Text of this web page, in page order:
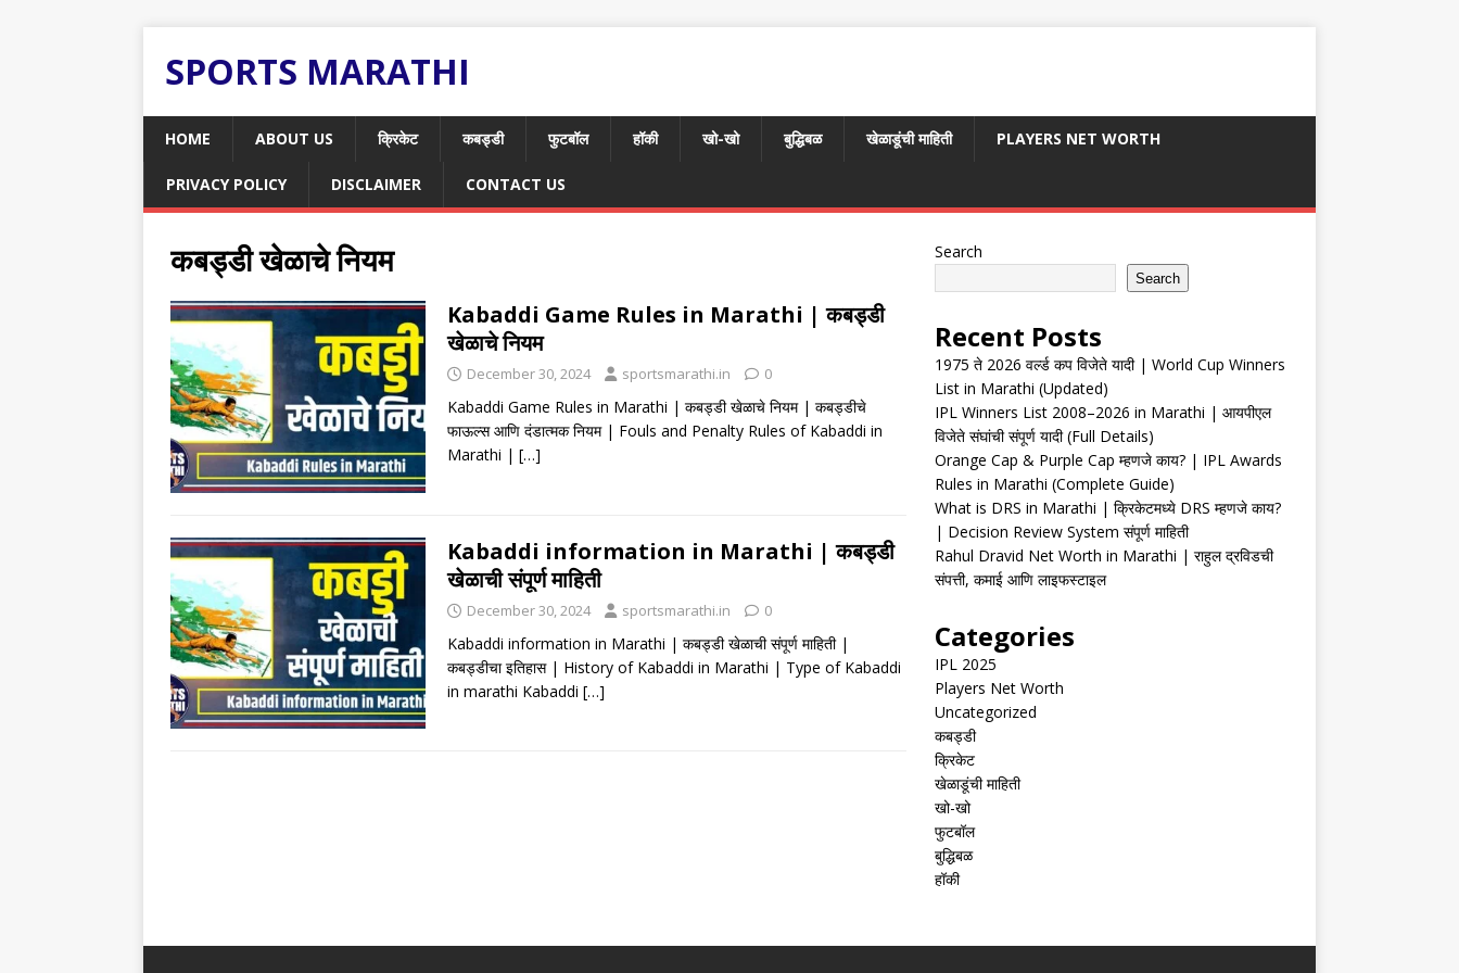
SPORTS MARATHI
HOME ABOUT US क्रिकेट कबड्डी फुटबॉल हॉकी खो-खो बुद्धिबळ खेळाडूंची माहिती PLAYERS NET WORTH
PRIVACY POLICY DISCLAIMER CONTACT US
कबड्डी खेळाचे नियम
Kabaddi Game Rules in Marathi | कबड्डी
खेळाचे नियम
December 30, 2024 sportsmarathi.in 0
Kabaddi Game Rules in Marathi | कबड्डी खेळाचे नियम | कबड्डीचे
फाऊल्स आणि दंडात्मक नियम | Fouls and Penalty Rules of Kabaddi in
Marathi | […]
Kabaddi information in Marathi | कबड्डी
खेळाची संपूर्ण माहिती
December 30, 2024 sportsmarathi.in 0
Kabaddi information in Marathi | कबड्डी खेळाची संपूर्ण माहिती |
कबड्डीचा इतिहास | History of Kabaddi in Marathi | Type of Kabaddi
in marathi Kabaddi […]
Search
Search
Recent Posts
1975 ते 2026 वर्ल्ड कप विजेते यादी | World Cup Winners
List in Marathi (Updated)
IPL Winners List 2008–2026 in Marathi | आयपीएल
विजेते संघांची संपूर्ण यादी (Full Details)
Orange Cap & Purple Cap म्हणजे काय? | IPL Awards
Rules in Marathi (Complete Guide)
What is DRS in Marathi | क्रिकेटमध्ये DRS म्हणजे काय?
| Decision Review System संपूर्ण माहिती
Rahul Dravid Net Worth in Marathi | राहुल द्रविडची
संपत्ती, कमाई आणि लाइफस्टाइल
Categories
IPL 2025
Players Net Worth
Uncategorized
कबड्डी
क्रिकेट
खेळाडूंची माहिती
खो-खो
फुटबॉल
बुद्धिबळ
हॉकी